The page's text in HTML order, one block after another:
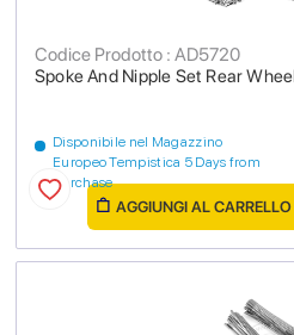
Spoke And Nipple Set Rear
Codice Prodotto : AD5720
Disponibile nel Magazzino
Europeo Tempistica 5 Days from
purchase
AGGIUNGI AL CARRELLO